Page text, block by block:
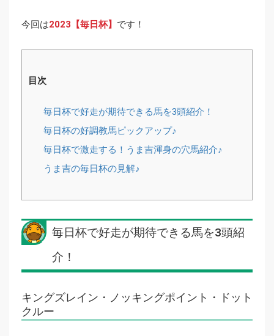
今回は2023【毎日杯】 です！
目次
毎日杯で好走が期待できる馬を3頭紹介！
毎日杯の好調教馬ピックアップ♪
毎日杯で激走する！うま吉渾身の穴馬紹介♪
うま吉の毎日杯の見解♪
毎日杯で好走が期待できる馬を3頭紹
介！
キングズレイン・ノッキングポイント・ドット
クルー